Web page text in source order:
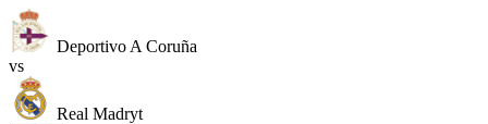
Deportivo A Coruña
vs
Real Madryt